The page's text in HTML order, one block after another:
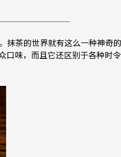
茶的世界就有这么一种神奇的
味，而且它还区别于各种时